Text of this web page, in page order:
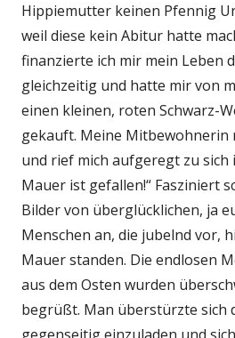
Hippiemutter keinen Pfennig
weil diese kein Abitur hatte
finanzierte ich mir mein Leben
gleichzeitig und hatte mir von
einen kleinen, roten Schwarz-
gekauft. Meine Mitbewohnerin
und rief mich aufgeregt zu sich
Mauer ist gefallen!“ Fasziniert
Bilder von überglücklichen, ja
Menschen an, die jubelnd vor,
Mauer standen. Die endlosen
aus dem Osten wurden
begrüßt. Man überstürzte sich